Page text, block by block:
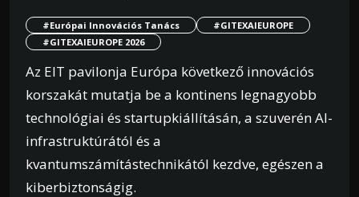
#Európai Innovációs Tanács
#GITEXAIEUROPE
#GITEXAIEUROPE 2026
Az EIT pavilonja Európa következő innovációs
korszakát mutatja be a kontinens legnagyobb
technológiai és startupkiállításán, a szuverén AI-
infrastruktúrától és a
kvantumszámítástechnikától kezdve, egészen a
kiberbiztonságig.